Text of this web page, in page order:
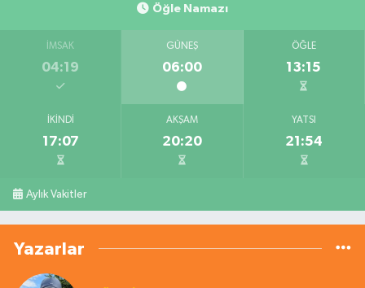
Öğle Namazı
İMSAK
04:19
GÜNEŞ
06:00
ÖĞLE
13:15
İKINDI
17:07
AKŞAM
20:20
YATSI
21:54
Aylık Vakitler
Yazarlar